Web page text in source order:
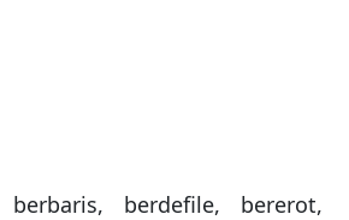
berdefile, bererot,